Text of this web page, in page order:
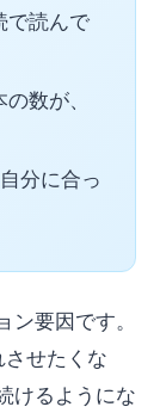
で読んで
数が、
分に合っ
要因です。
せたくな
けるようにな